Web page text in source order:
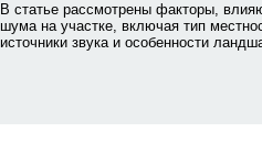
В статье рассмотрены факторы,
шума на участке, включая тип
источники звука и особенности